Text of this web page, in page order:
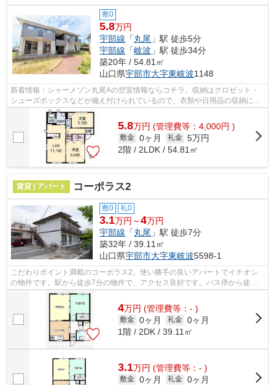
敷0
5.8万円
宇部線 「丸尾 」駅 徒歩5分
宇部線 「岐波 」駅 徒歩34分
築20年 / 54.81㎡
山口県宇部市大字東岐波1148
新着情報：シャーメゾン丸尾Aの空室情報ならコチラ。収納はクロゼット・
シューズボックスなどが備え付けられているので、衣類や日用品の収納に重
宝します。独立した洗面所の物件は、女...
5.8万円 (管理費等：4,000円 )
敷金 0ヶ月 礼金 5万円
2階 / 2LDK / 54.81㎡
賃貸 | アパート コーポラス2
敷0 礼0
3.1万円～4万円
宇部線 「丸尾 」駅 徒歩7分
築32年 / 39.11㎡
山口県宇部市大字東岐波5598-1
こだわりポイント満載のコーポラス2。使い勝手の良いアパートでイチオシ
の物件です。駅から徒歩7分の物件で、アクセス良好です。バス停から徒歩3
分圏内なので、雨の日の外出も苦になり...
4万円 (管理費等：- )
敷金 0ヶ月 礼金 0ヶ月
1階 / 2DK / 39.11㎡
3.1万円 (管理費等：- )
敷金 0ヶ月 礼金 0ヶ月